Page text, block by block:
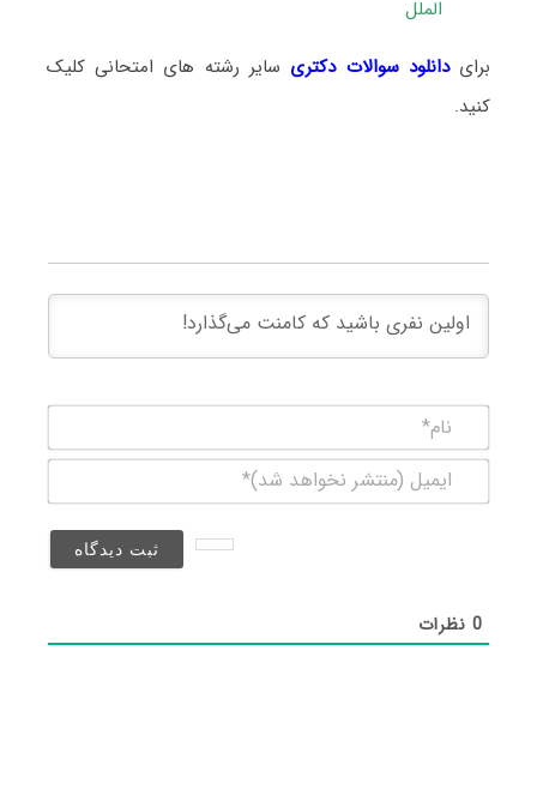
الملل
برایدانلود سوالات دکتری سایر رشته های امتحانی کلیک
کنید.
(منتشر
0نظرات